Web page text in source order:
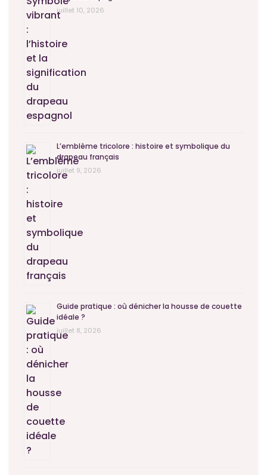
juillet 10, 2026
L’emblème tricolore : histoire et symbolique du
drapeau français
juillet 9, 2026
Guide pratique : où dénicher la housse de couette
idéale ?
juillet 8, 2026